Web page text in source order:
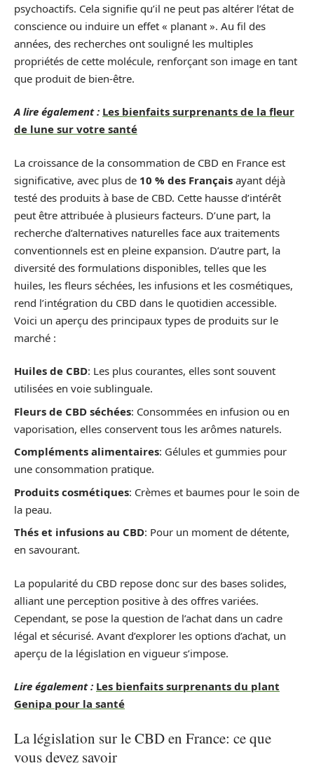
psychoactifs. Cela signifie qu’il ne peut pas altérer l’état de
conscience ou induire un effet « planant ». Au fil des
années, des recherches ont souligné les multiples
propriétés de cette molécule, renforçant son image en tant
que produit de bien-être.
A lire également : Les bienfaits surprenants de la fleur
de lune sur votre santé
La croissance de la consommation de CBD en France est
significative, avec plus de 10 % des Français ayant déjà
testé des produits à base de CBD. Cette hausse d’intérêt
peut être attribuée à plusieurs facteurs. D’une part, la
recherche d’alternatives naturelles face aux traitements
conventionnels est en pleine expansion. D’autre part, la
diversité des formulations disponibles, telles que les
huiles, les fleurs séchées, les infusions et les cosmétiques,
rend l’intégration du CBD dans le quotidien accessible.
Voici un aperçu des principaux types de produits sur le
marché :
Huiles de CBD: Les plus courantes, elles sont souvent
utilisées en voie sublinguale.
Fleurs de CBD séchées: Consommées en infusion ou en
vaporisation, elles conservent tous les arômes naturels.
Compléments alimentaires: Gélules et gummies pour
une consommation pratique.
Produits cosmétiques: Crèmes et baumes pour le soin de
la peau.
Thés et infusions au CBD: Pour un moment de détente,
en savourant.
La popularité du CBD repose donc sur des bases solides,
alliant une perception positive à des offres variées.
Cependant, se pose la question de l’achat dans un cadre
légal et sécurisé. Avant d’explorer les options d’achat, un
aperçu de la législation en vigueur s’impose.
Lire également : Les bienfaits surprenants du plant
Genipa pour la santé
La législation sur le CBD en France: ce que
vous devez savoir